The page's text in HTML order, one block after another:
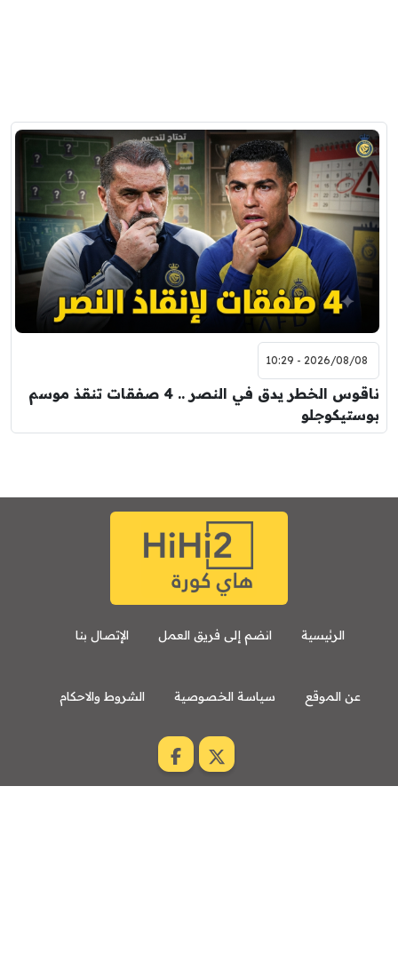
2026/08/08 - 10:29
ناقوس الخطر يدق في النصر .. 4 صفقات تنقذ موسم
بوستيكوجلو
الرئيسية انضم إلى فريق العمل الإتصال بنا
عن الموقع سياسة الخصوصية الشروط والاحكام